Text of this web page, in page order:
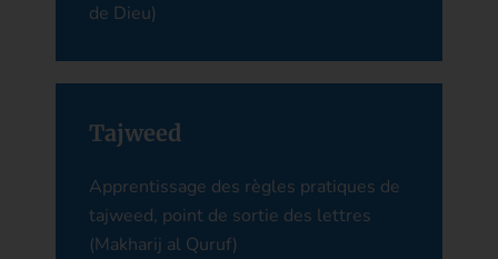
de Dieu)
Tajweed
Apprentissage des règles pratiques de
tajweed, point de sortie des lettres
(Makharij al Quruf)